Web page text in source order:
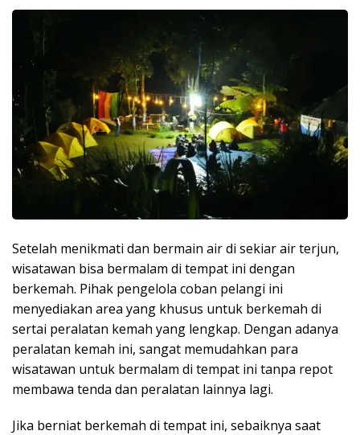
Setelah menikmati dan bermain air di sekiar air terjun,
wisatawan bisa bermalam di tempat ini dengan
berkemah. Pihak pengelola coban pelangi ini
menyediakan area yang khusus untuk berkemah di
sertai peralatan kemah yang lengkap. Dengan adanya
peralatan kemah ini, sangat memudahkan para
wisatawan untuk bermalam di tempat ini tanpa repot
membawa tenda dan peralatan lainnya lagi.
Jika berniat berkemah di tempat ini, sebaiknya saat